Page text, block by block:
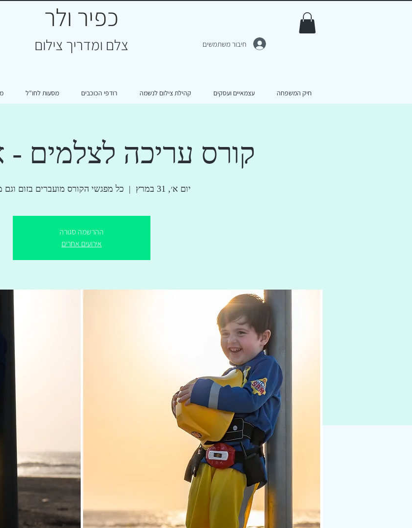
כפיר ולר
צלם ומדריך צילום חיבור משתמשים
חיק המשפחה עצמאיים ועסקים קהילת צילום לנשמה רודפי הכוכבים מסעות לחו"ל
קורס עריכה לצלמים -
יום א׳, 31 במרץ
  |
כל מפגשי הקורס מועברים בזום וגם
ההרשמה סגורה
אירועים אחרים